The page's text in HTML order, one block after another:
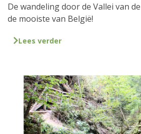
De wandeling door de Vallei van
de mooiste van België!
Lees verder